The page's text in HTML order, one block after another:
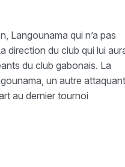
Langounama qui n’a pas
direction du club qui lui
du club gabonais. La
un autre attaquant
au dernier tournoi